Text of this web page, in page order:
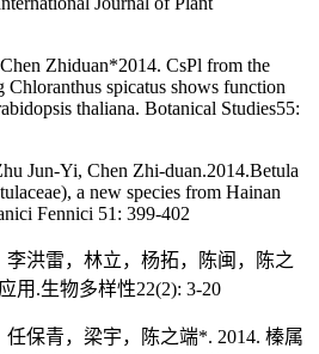
Zhiduan*2014. CsPl from the
Chloranthus spicatus shows function
thaliana. Botanical Studies55:
Jun-Yi, Chen Zhi-duan.2014.Betula
a new species from Hainan
Fennici 51: 399-402
洪雷，林立，杨拓，陈闽，陈之
用.生物多样性22(2): 3-20
保青，梁宇，陈之端*. 2014. 榛属